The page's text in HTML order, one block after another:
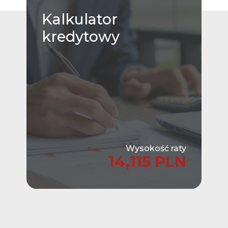
Kalkulator
kredytowy
Wysokość raty
14,115 PLN